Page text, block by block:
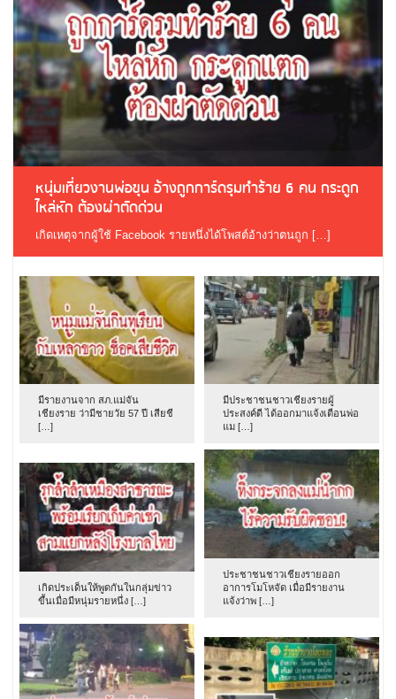
หนุ่มเที่ยวงานพ่อขุน อ้างถูกการ์ดรุมทำร้าย 6 คน กระดูก
ไหล่หัก ต้องผ่าตัดด่วน
เกิดเหตุจากผู้ใช้ Facebook รายหนึ่งได้โพสต์อ้างว่าตนถูก […]
มีรายงานจาก สภ.แม่จัน
เชียงราย ว่ามีชายวัย 57 ปี เสียชี
[…]
มีประชาชนชาวเชียงรายผู้
ประสงค์ดี ได้ออกมาแจ้งเตือนพ่อ
แม […]
เกิดประเด็นให้พูดกันในกลุ่มข่าว
ขึ้นเมื่อมีหนุ่มรายหนึ่ง […]
ประชาชนชาวเชียงรายออก
อาการโมโหจัด เมื่อมีรายงาน
แจ้งว่าพ […]